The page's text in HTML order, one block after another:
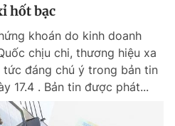
hốt bạc
khoán do kinh doanh
chịu chi, thương hiệu xa
tức đáng chú ý trong bản tin
17.4 . Bản tin được phát...